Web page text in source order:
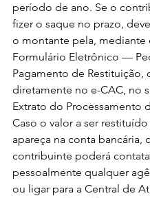
período de ano. Se o
fizer o saque no prazo,
o montante pela, mediante
Formulário Eletrônico —
Pagamento de Restituição,
diretamente no e-CAC, no
Extrato do Processamento
Caso o valor a ser restituído
apareça na conta bancária,
contribuinte poderá
pessoalmente qualquer
ou ligar para a Central de